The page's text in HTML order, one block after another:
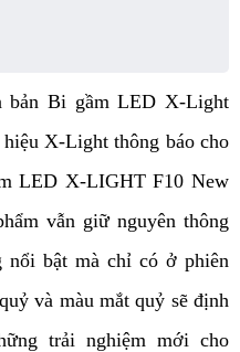
bản Bi gầm LED X-Light
X-Light thông báo cho
LED X-LIGHT F10 New
vẫn giữ nguyên thông
nổi bật mà chỉ có ở phiên
và màu mắt quỷ sẽ định
trải nghiệm mới cho